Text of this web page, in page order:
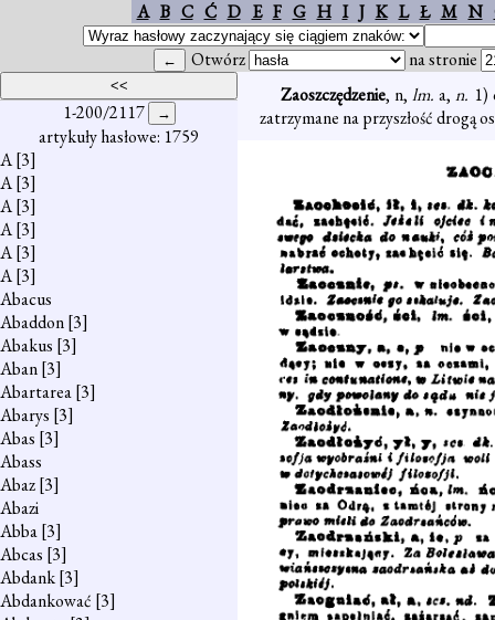
A B C Ć D E F G H I J K L Ł M N
Otwórz na stronie
1-200/2117
artykuły hasłowe: 1759
A[3]
A[3]
A[3]
A[3]
A[3]
A[3]
Abacus
Abaddon[3]
Abakus [3]
Aban[3]
Abartarea[3]
Abarys [3]
Abas [3]
Abass
Abaz[3]
Abazi
Abba[3]
Abcas [3]
Abdank[3]
Abdankować [3]
Zaoszczędzenie, n,lm.a,n. 1)
zatrzymane na przyszłość drogą